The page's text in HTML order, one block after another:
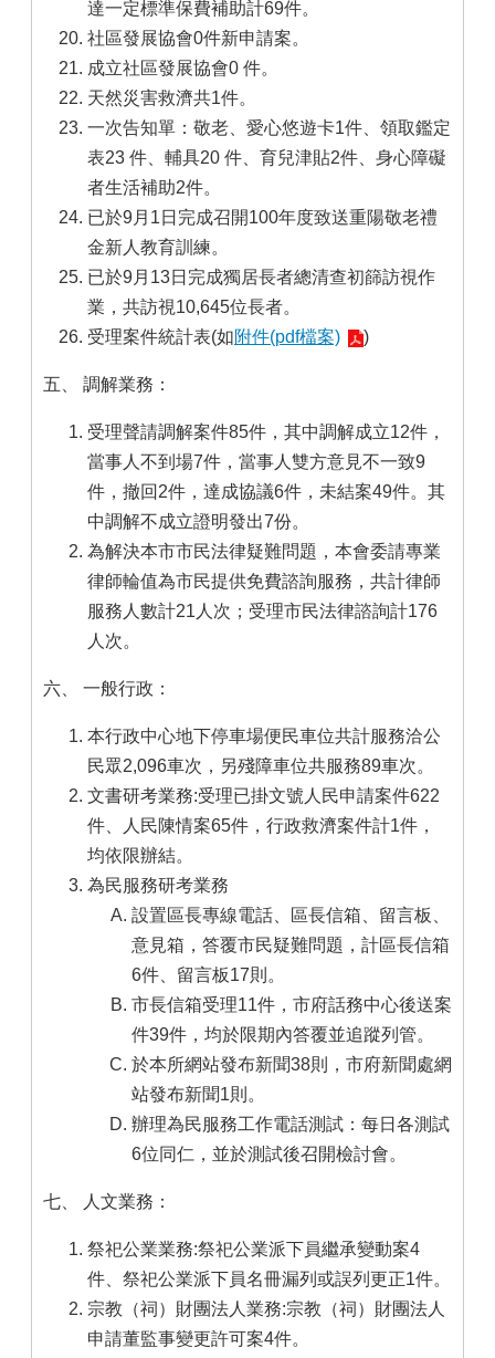
達一定標準保費補助計69件。
社區發展協會0件新申請案。
成立社區發展協會0 件。
天然災害救濟共1件。
一次告知單：敬老、愛心悠遊卡1件、領取鑑定
表23 件、輔具20 件、育兒津貼2件、身心障礙
者生活補助2件。
已於9月1日完成召開100年度致送重陽敬老禮
金新人教育訓練。
已於9月13日完成獨居長者總清查初篩訪視作
業，共訪視10,645位長者。
受理案件統計表(如附件(pdf檔案) )
五、 調解業務：
受理聲請調解案件85件，其中調解成立12件，
當事人不到場7件，當事人雙方意見不一致9
件，撤回2件，達成協議6件，未結案49件。其
中調解不成立證明發出7份。
為解決本市市民法律疑難問題，本會委請專業
律師輪值為市民提供免費諮詢服務，共計律師
服務人數計21人次；受理市民法律諮詢計176
人次。
六、 一般行政：
本行政中心地下停車場便民車位共計服務洽公
民眾2,096車次，另殘障車位共服務89車次。
文書研考業務:受理已掛文號人民申請案件622
件、人民陳情案65件，行政救濟案件計1件，
均依限辦結。
為民服務研考業務
設置區長專線電話、區長信箱、留言板、
意見箱，答覆市民疑難問題，計區長信箱
6件、留言板17則。
市長信箱受理11件，市府話務中心後送案
件39件，均於限期內答覆並追蹤列管。
於本所網站發布新聞38則，市府新聞處網
站發布新聞1則。
辦理為民服務工作電話測試：每日各測試
6位同仁，並於測試後召開檢討會。
七、 人文業務：
祭祀公業業務:祭祀公業派下員繼承變動案4
件、祭祀公業派下員名冊漏列或誤列更正1件。
宗教（祠）財團法人業務:宗教（祠）財團法人
申請董監事變更許可案4件。